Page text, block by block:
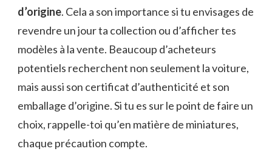
d’origine. Cela a son importance si tu envisages de
revendre un jour ta collection ou d’afficher tes
modèles à la vente. Beaucoup d’acheteurs
potentiels recherchent non seulement la voiture,
mais aussi son certificat d’authenticité et son
emballage d’origine. Si tu es sur le point de faire un
choix, rappelle-toi qu’en matière de miniatures,
chaque précaution compte.